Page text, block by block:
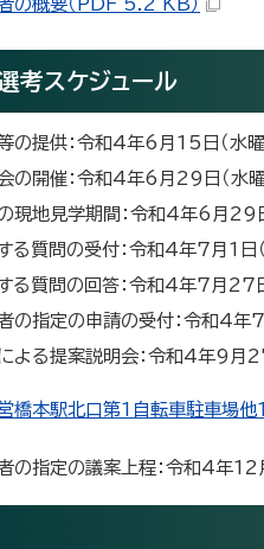
の概要（PDF 5.2 KB）
考スケジュール
の提供：令和4年6月15日（水
の開催：令和4年6月29日（水曜
現地見学期間：令和4年6月29
る質問の受付：令和4年7月1日
る質問の回答：令和4年7月27日
の指定の申請の受付：令和4年
よる提案説明会：令和4年9月27
橋本駅北口第1自転車駐車場
の指定の議案上程：令和4年12